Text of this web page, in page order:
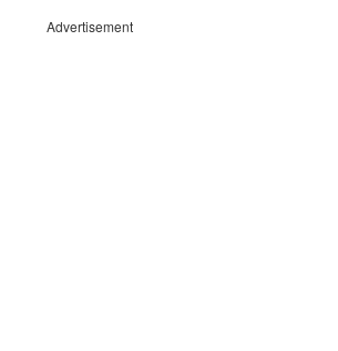
Advertisement